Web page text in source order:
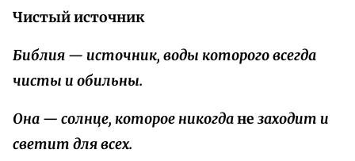
Чистый источник
Библия — источник, воды которого всегда
чисты и обильны.
Она — солнце, которое никогдане заходит и
светит для всех.